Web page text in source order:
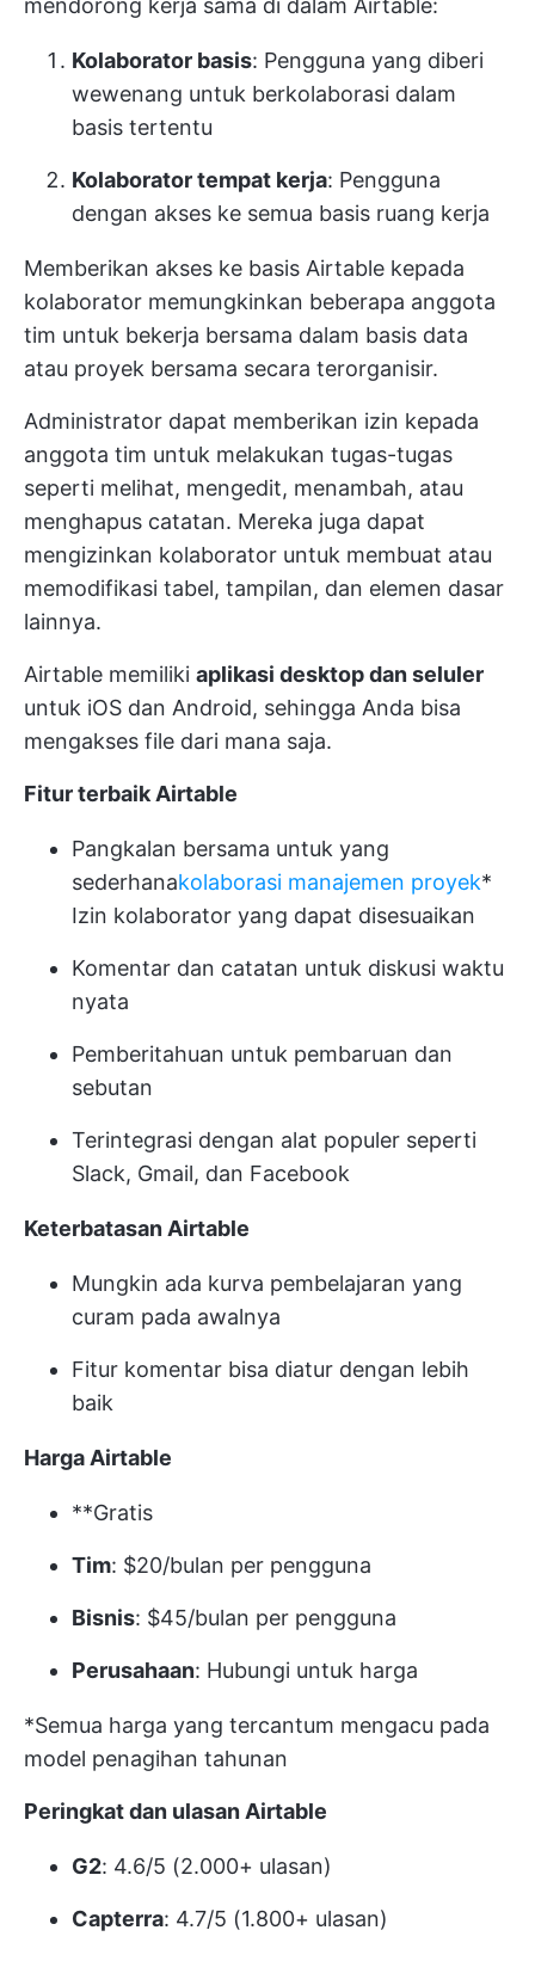
Kolaborator basis: Pengguna yang diberi
wewenang untuk berkolaborasi dalam
basis tertentu
Kolaborator tempat kerja: Pengguna
dengan akses ke semua basis ruang kerja
Memberikan akses ke basis Airtable kepada
kolaborator memungkinkan beberapa anggota
tim untuk bekerja bersama dalam basis data
atau proyek bersama secara terorganisir.
Administrator dapat memberikan izin kepada
anggota tim untuk melakukan tugas-tugas
seperti melihat, mengedit, menambah, atau
menghapus catatan. Mereka juga dapat
mengizinkan kolaborator untuk membuat atau
memodifikasi tabel, tampilan, dan elemen dasar
lainnya.
Airtable memiliki aplikasi desktop dan seluler
untuk iOS dan Android, sehingga Anda bisa
mengakses file dari mana saja.
Fitur terbaik Airtable
Pangkalan bersama untuk yang
sederhanakolaborasi manajemen proyek*
Izin kolaborator yang dapat disesuaikan
Komentar dan catatan untuk diskusi waktu
nyata
Pemberitahuan untuk pembaruan dan
sebutan
Terintegrasi dengan alat populer seperti
Slack, Gmail, dan Facebook
Keterbatasan Airtable
Mungkin ada kurva pembelajaran yang
curam pada awalnya
Fitur komentar bisa diatur dengan lebih
baik
Harga Airtable
**Gratis
Tim: $20/bulan per pengguna
Bisnis: $45/bulan per pengguna
Perusahaan: Hubungi untuk harga
*Semua harga yang tercantum mengacu pada
model penagihan tahunan
Peringkat dan ulasan Airtable
G2: 4.6/5 (2.000+ ulasan)
Capterra: 4.7/5 (1.800+ ulasan)